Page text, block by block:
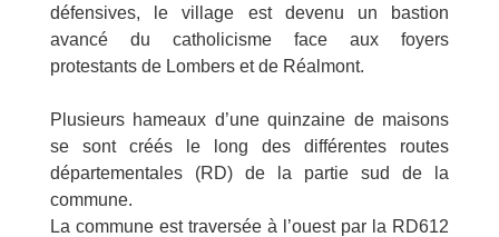
défensives, le village est devenu un bastion
avancé du catholicisme face aux foyers
protestants de Lombers et de Réalmont.
Plusieurs hameaux d’une quinzaine de maisons
se sont créés le long des différentes routes
départementales (RD) de la partie sud de la
commune.
La commune est traversée à l’ouest par la RD612